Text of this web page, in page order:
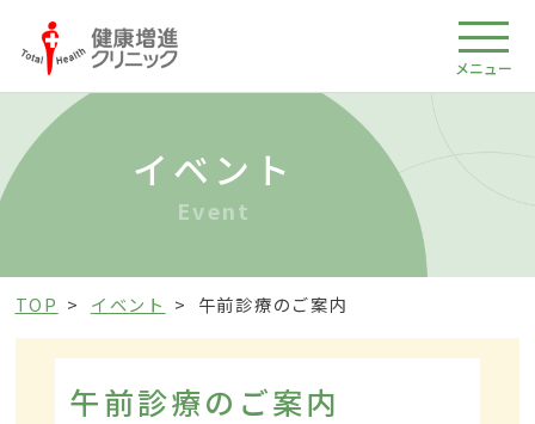
メニュー
イベント
Event
TOP イベント 午前診療のご案内
午前診療のご案内